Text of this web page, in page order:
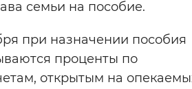
Синий фон
Изображения
Выключены
семьи на пособие.
при назначении пособия
проценты по
открытым на